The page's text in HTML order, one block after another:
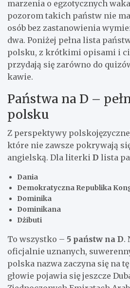
marzenia o egzotycznych
pozorom takich państw nie
osób bez zastanowienia
dwa. Poniżej pełna lista
polsku, z krótkimi opisami i
przydają się zarówno do
kawie.
Państwa na D –
polsku
Z perspektywy
które nie zawsze pokrywają
angielską. Dla literki D lista
Dania
Demokratyczna Republika
Dominika
Dominikana
Dżibuti
To wszystko – 5 państw na D.
oficjalnie uznanych,
polska nazwa zaczyna się na
głowie pojawia się jeszcze